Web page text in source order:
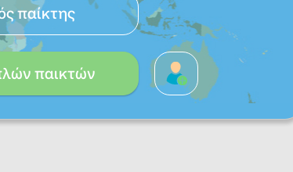
παίκτης
παικτών